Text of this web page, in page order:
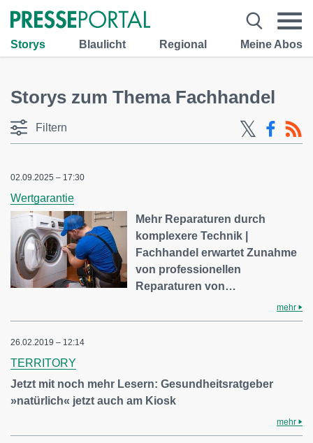
Storys Blaulicht Regional Meine Abos
Storys zum Thema Fachhandel
Filtern
02.09.2025 – 17:30
Wertgarantie
Mehr Reparaturen durch
komplexere Technik |
Fachhandel erwartet Zunahme
von professionellen
Reparaturen von…
mehr
26.02.2019 – 12:14
TERRITORY
Jetzt mit noch mehr Lesern: Gesundheitsratgeber
»natürlich« jetzt auch am Kiosk
mehr